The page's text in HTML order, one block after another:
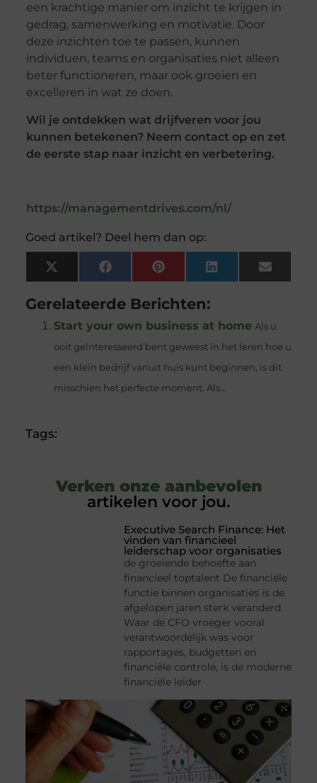
een krachtige manier om inzicht te krijgen in
gedrag, samenwerking en motivatie. Door
deze inzichten toe te passen, kunnen
individuen, teams en organisaties niet alleen
beter functioneren, maar ook groeien en
excelleren in wat ze doen.
Wil je ontdekken wat drijfveren voor jou
kunnen betekenen? Neem contact op en zet
de eerste stap naar inzicht en verbetering.
https://managementdrives.com/nl/
Goed artikel? Deel hem dan op:
X
(Twitter)
FacebookPinterestLinkedInEmail
Gerelateerde Berichten:
Start your own business at home Als u
ooit geïnteresseerd bent geweest in het leren hoe u
een klein bedrijf vanuit huis kunt beginnen, is dit
misschien het perfecte moment. Als...
Tags:
Verken onze aanbevolen
artikelen voor jou.
Executive Search Finance: Het
vinden van financieel
leiderschap voor organisaties
de groeiende behoefte aan
financieel toptalent De financiële
functie binnen organisaties is de
afgelopen jaren sterk veranderd.
Waar de CFO vroeger vooral
verantwoordelijk was voor
rapportages, budgetten en
financiële controle, is de moderne
financiële leider